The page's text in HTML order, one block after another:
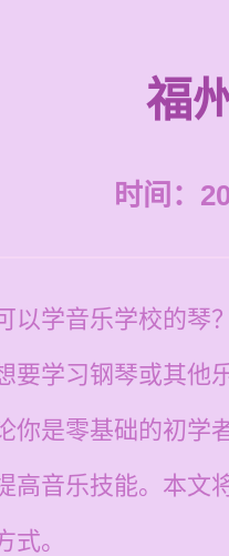
福
时间：
以学音乐学校的琴？
要学习钢琴或其他
你是零基础的初学
高音乐技能。本文
式。